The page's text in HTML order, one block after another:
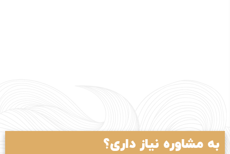
به مشاوره نیاز داری؟